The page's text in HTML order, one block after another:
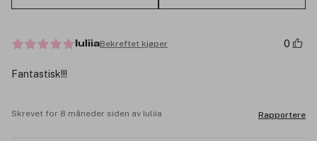
IuliiaBekreftet kjøper 0
Fantastisk!!!
Skrevet for 8 måneder siden av Iuliia Rapportere